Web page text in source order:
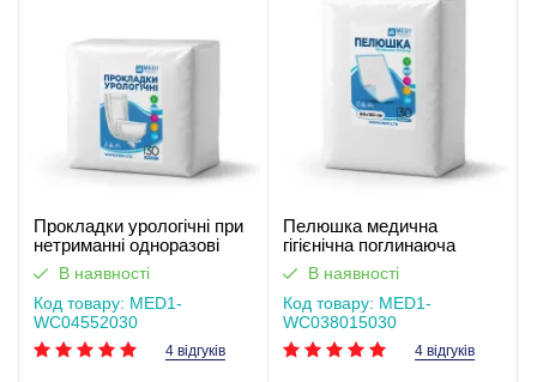
Прокладки урологічні при
нетриманні одноразові
MED1-WC04, розмір 55*20
см (30 шт в упаковці)
В наявності
Код товару: MED1-
WC04552030
4 відгуків
Пелюшка медична
гігієнічна поглинаюча
одноразова MED1-WC03,
розмір 80×150 см (30 шт в
упаковці)
В наявності
Код товару: MED1-
WC038015030
4 відгуків